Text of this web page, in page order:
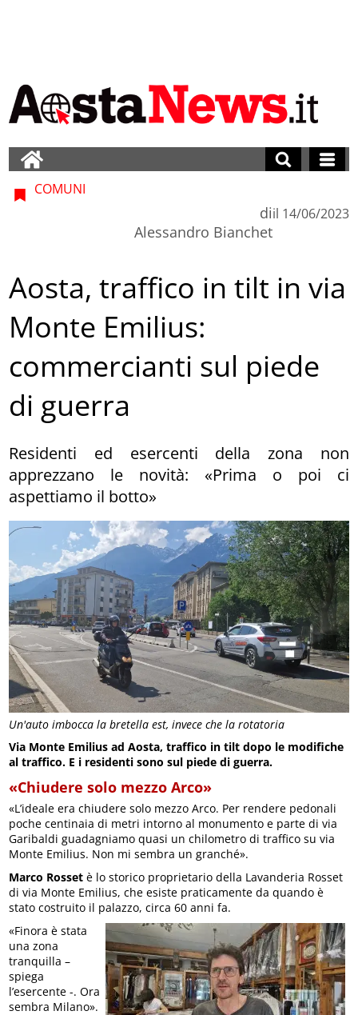
Un'auto imbocca la bretella est, invece che la rotatoria
COMUNI
di
Alessandro Bianchet
il 14/06/2023
Aosta, traffico in tilt in via
Monte Emilius:
commercianti sul piede
di guerra
Residenti ed esercenti della zona non
apprezzano le novità: «Prima o poi ci
aspettiamo il botto»
Via Monte Emilius ad Aosta, traffico in tilt dopo le modifiche
al traffico. E i residenti sono sul piede di guerra.
«Chiudere solo mezzo Arco»
«L’ideale era chiudere solo mezzo Arco. Per rendere pedonali
poche centinaia di metri intorno al monumento e parte di via
Garibaldi guadagniamo quasi un chilometro di traffico su via
Monte Emilius. Non mi sembra un granché».
Marco Rosset è lo storico proprietario della Lavanderia Rosset
di via Monte Emilius, che esiste praticamente da quando è
stato costruito il palazzo, circa 60 anni fa.
«Finora è stata
una zona
tranquilla –
spiega
l’esercente -. Ora
sembra Milano».